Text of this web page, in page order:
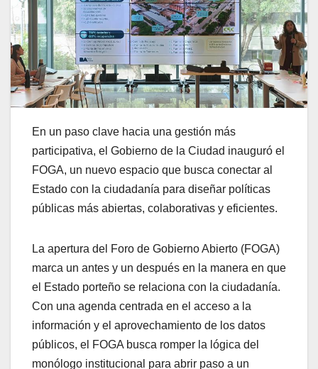
En un paso clave hacia una gestión más
participativa, el Gobierno de la Ciudad inauguró el
FOGA, un nuevo espacio que busca conectar al
Estado con la ciudadanía para diseñar políticas
públicas más abiertas, colaborativas y eficientes.
La apertura del Foro de Gobierno Abierto (FOGA)
marca un antes y un después en la manera en que
el Estado porteño se relaciona con la ciudadanía.
Con una agenda centrada en el acceso a la
información y el aprovechamiento de los datos
públicos, el FOGA busca romper la lógica del
monólogo institucional para abrir paso a un